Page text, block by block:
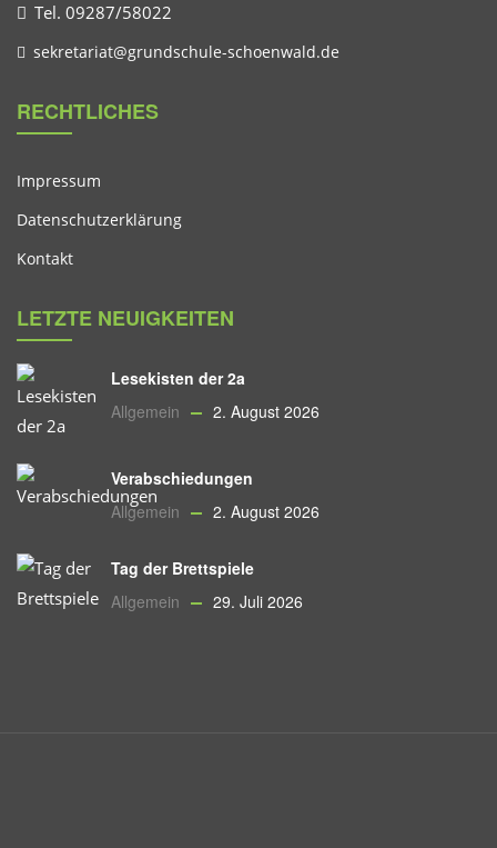
Tel. 09287/58022
sekretariat@grundschule-schoenwald.de
RECHTLICHES
Impressum
Datenschutzerklärung
Kontakt
LETZTE NEUIGKEITEN
Lesekisten der 2a
Allgemein
2. August 2026
Verabschiedungen
Allgemein
2. August 2026
Tag der Brettspiele
Allgemein
29. Juli 2026